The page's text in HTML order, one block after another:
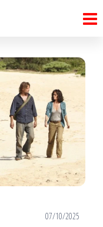
07/10/2025